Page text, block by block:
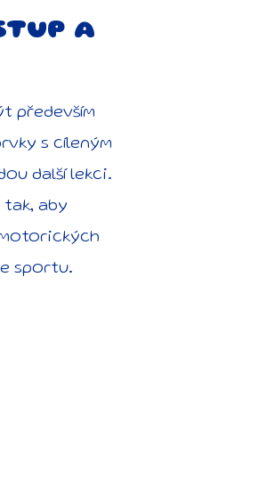
A
především
s cíleným
další lekci.
tak, aby
sportu.